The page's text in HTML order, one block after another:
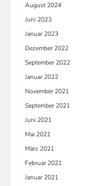
August 2024
Juni 2023
Januar 2023
Dezember 2022
September 2022
Januar 2022
November 2021
September 2021
Juni 2021
Mai 2021
März 2021
Februar 2021
Januar 2021